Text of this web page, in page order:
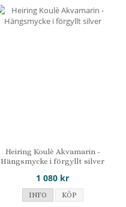
Heiring Koulè Akvamarin -
Hängsmycke i förgyllt silver
1 080 kr
INFO KÖP